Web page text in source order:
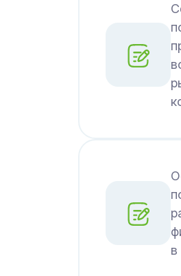
в